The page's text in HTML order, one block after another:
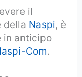
il
della Naspi, è
in anticipo
Com.